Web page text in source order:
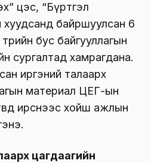
цэс, “Бүртгэл
хуудсанд байршуулсан 6
бус байгууллагын
сургалтад хамрагдана.
иргэний талаарх
материал ЦЕГ-ын
ирснээс хойш ажлын
цагдаагийн